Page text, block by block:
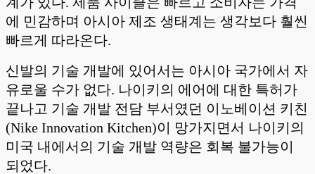
에 민감하며 아시아 제조 생태계는 생각보다 훨씬
빠르게 따라온다.
신발의 기술 개발에 있어서는 아시아 국가에서 자
유로울 수가 없다. 나이키의 에어에 대한 특허가
끝나고 기술 개발 전담 부서였던 이노베이션 키친
(Nike Innovation Kitchen)이 망가지면서 나이키의
미국 내에서의 기술 개발 역량은 회복 불가능이
되었다.